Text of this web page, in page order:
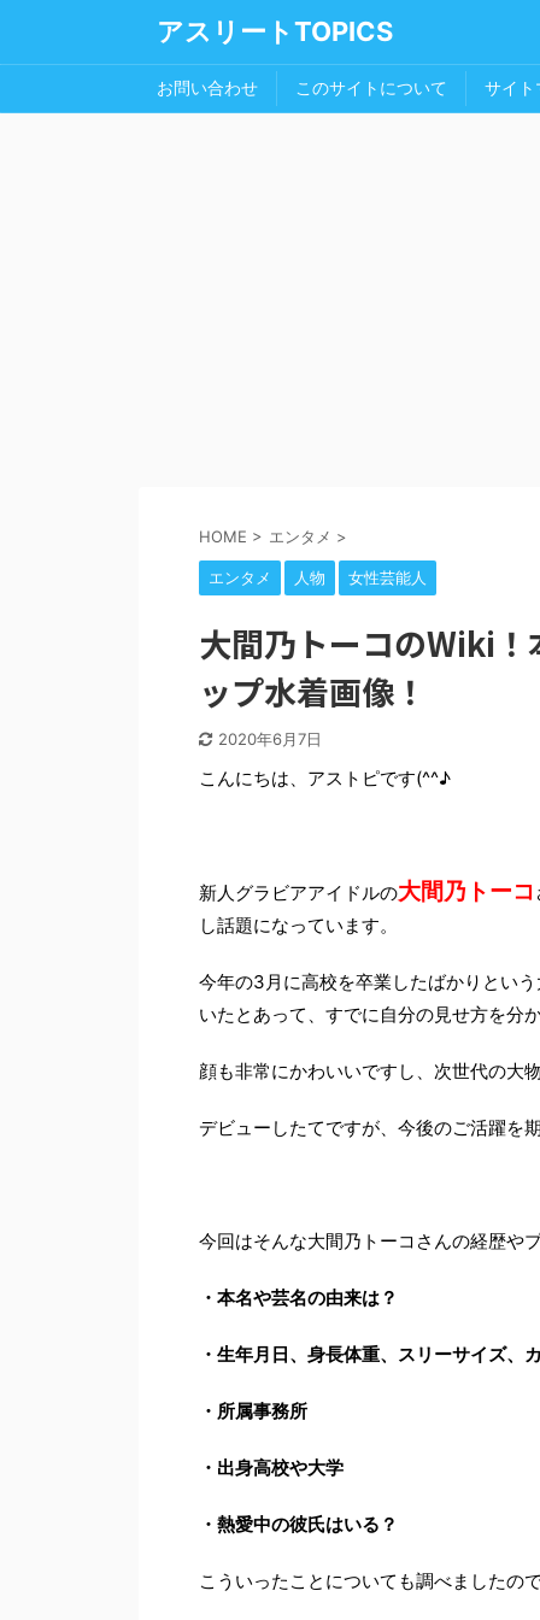
アスリートTOPICS
お問い合わせ このサイトについて サイト
HOME > エンタメ >
エンタメ 人物 女性芸能人
大間乃トーコのWiki
ップ水着画像！
2020年6月7日
こんにちは、アストピです(^^♪
新人グラビアアイドルの大間乃トーコ
し話題になっています。
今年の3月に高校を卒業したばかりとい
いたとあって、すでに自分の見せ方を分
顔も非常にかわいいですし、次世代の大
デビューしたてですが、今後のご活躍を
今回はそんな大間乃トーコさんの経歴や
・本名や芸名の由来は？
・生年月日、身長体重、スリーサイズ、
・所属事務所
・出身高校や大学
・熱愛中の彼氏はいる？
こういったことについても調べましたの